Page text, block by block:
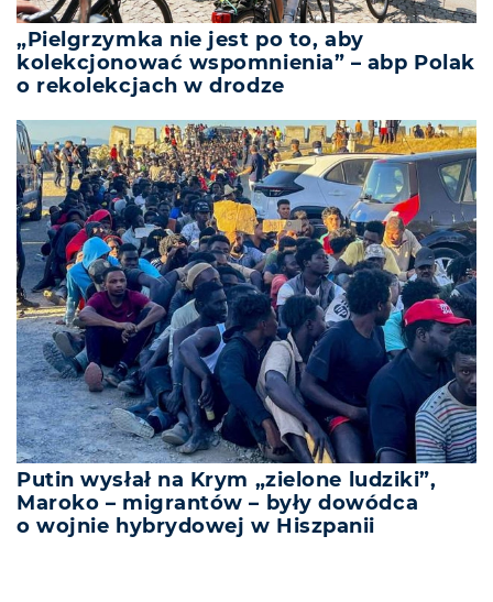
„Pielgrzymka nie jest po to, aby
kolekcjonować wspomnienia” – abp Polak
o rekolekcjach w drodze
Putin wysłał na Krym „zielone ludziki”,
Maroko – migrantów – były dowódca
o wojnie hybrydowej w Hiszpanii